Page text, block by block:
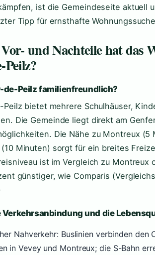
ist die Gemeindeseite aktuell
Tipp für ernsthafte
und Nachteile hat das
de-Peilz familienfreundlich?
Peilz bietet mehrere Schulhäuser,
Die Gemeinde liegt direkt am
Die Nähe zu Montreux (5
(10 Minuten) sorgt für ein breites
ist im Vergleich zu Montreux
günstiger, wie Comparis
Verkehrsanbindung und die
Nahverkehr: Buslinien verbinden den
in Vevey und Montreux; die S-Bahn